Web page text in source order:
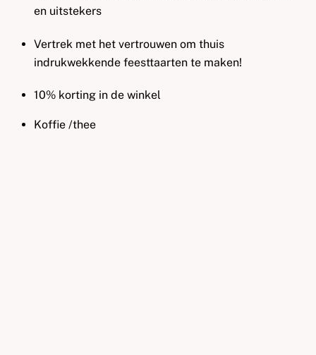
en uitstekers
Vertrek met het vertrouwen om thuis
indrukwekkende feesttaarten te maken!
10% korting in de winkel
Koffie /thee